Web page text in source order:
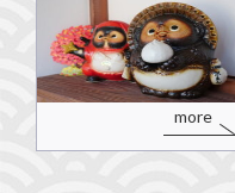
more